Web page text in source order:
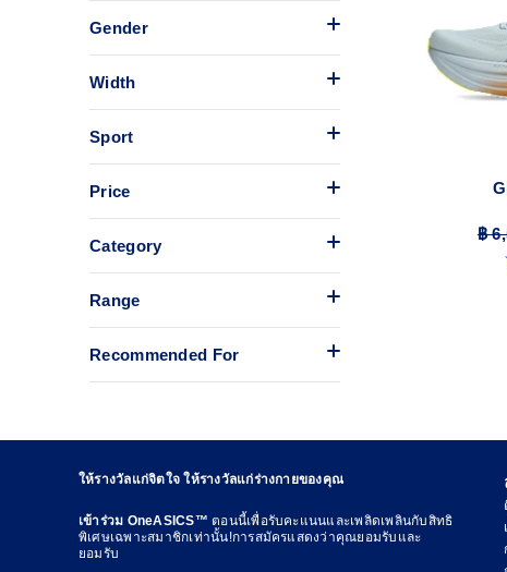
Gender
Width
Sport
Price
Category
Range
Recommended For
฿
ให้รางวัลแก่จิตใจ ให้รางวัลแก่ร่างกายของคุณ
เข้าร่วม OneASICS™ตอนนี้เพื่อรับคะแนนและเพลิดเพลินกับสิทธิ
พิเศษเฉพาะสมาชิกเท่านั้น!การสมัครแสดงว่าคุณยอมรับและ
ยอมรับ